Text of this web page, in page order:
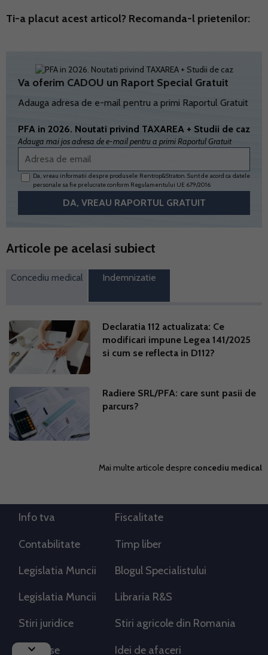
Ti-a placut acest articol? Recomanda-l prietenilor:
Va oferim CADOU un Raport Special Gratuit
Adauga adresa de e-mail pentru a primi Raportul Gratuit
PFA in 2026. Noutati privind TAXAREA + Studii de caz
Adauga mai jos adresa de e-mail pentru a primi Raportul Gratuit
Da, vreau informatii despre produsele Rentrop&Straton. Sunt de acord ca datele
personale sa fie prelucrate conform Regulamentului UE 679/2016
Articole pe acelasi subiect
Concediu medical Indemnizatie
Declaratia 112 actualizata: Ce
modificari impune Legea 141/2025
si cum se reflecta in D112?
Radiere SRL/PFA: care sunt pasii de
parcurs?
Mai multe articole despre concediu medical
keyboard_arrow_down
Info tva Fiscalitate
Contabilitate Timp liber
Legislatia Muncii Blogul Specialistului
Legislatia Muncii Libraria R&S
Stiri juridice Stiri agricole din Romania
AdSense Idei de afaceri